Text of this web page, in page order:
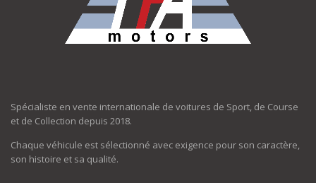
Spécialiste en vente internationale de voitures de Sport, de Course
et de Collection depuis 2018.
Chaque véhicule est sélectionné avec exigence pour son caractère,
son histoire et sa qualité.